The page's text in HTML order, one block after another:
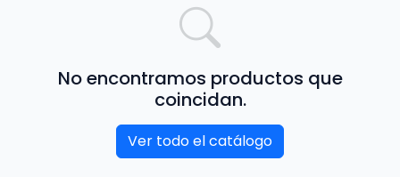
No encontramos productos que
coincidan.
Ver todo el catálogo